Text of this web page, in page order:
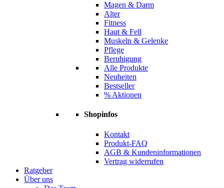
Magen & Darm
Alter
Fitness
Haut & Fell
Muskeln & Gelenke
Pflege
Beruhigung
Alle Produkte
Neuheiten
Bestseller
% Aktionen
Shopinfos
Kontakt
Produkt-FAQ
AGB & Kundeninformationen
Vertrag widerrufen
Ratgeber
Über uns